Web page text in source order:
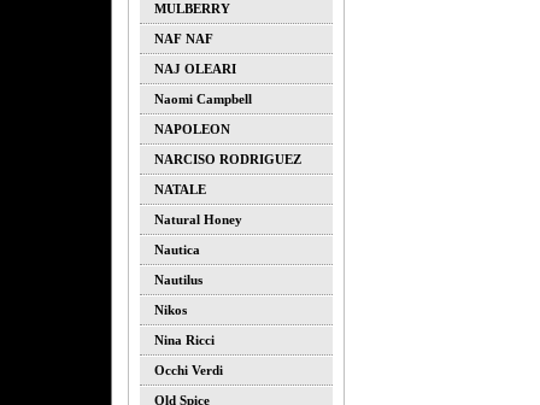
MULBERRY
NAF NAF
NAJ OLEARI
Naomi Campbell
NAPOLEON
NARCISO RODRIGUEZ
NATALE
Natural Honey
Nautica
Nautilus
Nikos
Nina Ricci
Occhi Verdi
Old Spice